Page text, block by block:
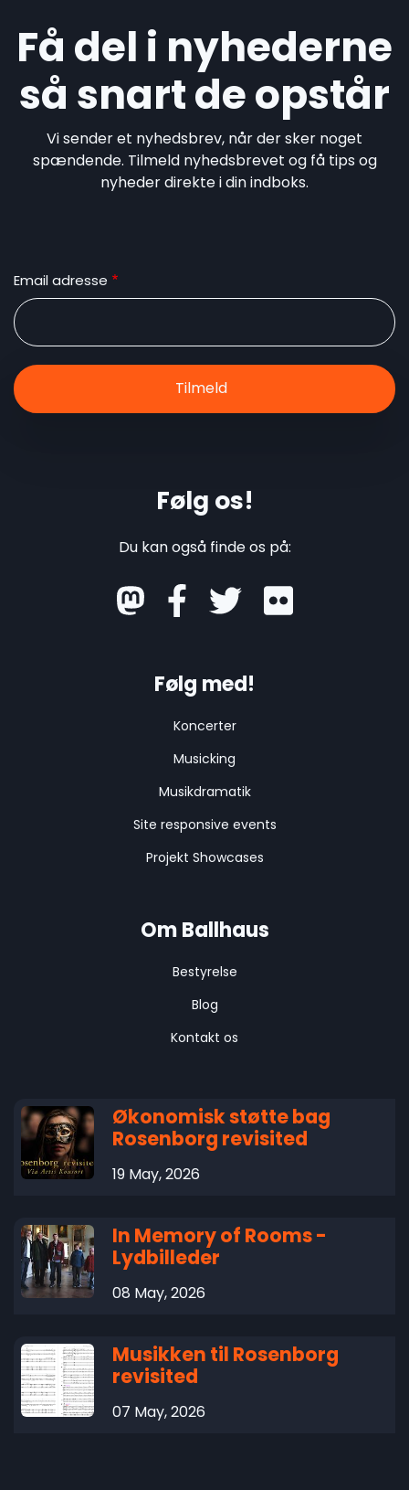
Få del i nyhederne
så snart de opstår
Vi sender et nyhedsbrev, når der sker noget
spændende. Tilmeld nyhedsbrevet og få tips og
nyheder direkte i din indboks.
Email adresse
Følg os!
Du kan også finde os på:
mastodon
Følg med!
Koncerter
Musicking
Musikdramatik
Site responsive events
Projekt Showcases
Om Ballhaus
Bestyrelse
Blog
Kontakt os
Økonomisk støtte bag
Rosenborg revisited
19 May, 2026
In Memory of Rooms -
Lydbilleder
08 May, 2026
Musikken til Rosenborg
revisited
07 May, 2026